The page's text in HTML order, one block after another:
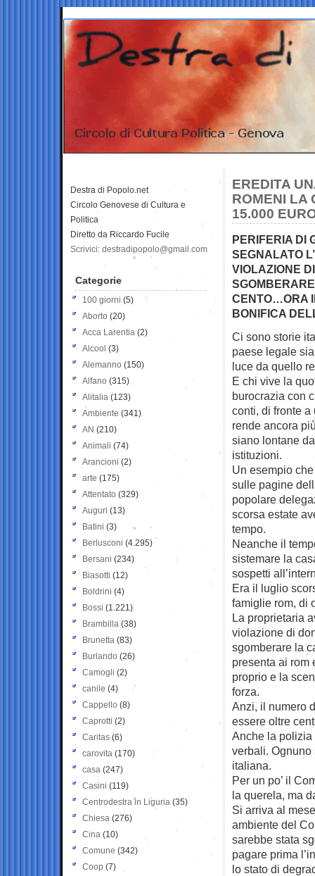
EREDITA
ROMENI LA
15.000
PERIFERIA DI
SEGNALATO
VIOLAZIONE
CENTO…ORA
BONIFICA
Ci sono storie
paese legale
luce da quello
E chi vive la
burocrazia con
conti, di fronte a
rende ancora
siano lontane
istituzioni.
Un esempio
sulle pagine
popolare
scorsa estate
tempo.
Neanche il
sistemare la
sospetti
Era il luglio
famiglie rom, di
La proprietaria
violazione di
sgomberare la
presenta ai rom
proprio e la
forza.
Anzi, il numero
essere oltre
Anche la polizia
verbali. Ognuno
italiana.
Per un po’ il
la querela, ma
Si arriva al
ambiente del
sarebbe stata
pagare prima
lo stato di
Destra di Popolo.net
Circolo Genovese di Cultura e
Politica
Diretto da Riccardo Fucile
Scrivici: destradipopolo@gmail.com
Categorie
100 giorni (5)
Aborto (20)
Acca Larentia (2)
Alcool (3)
Alemanno (150)
Alfano (315)
Alitalia (123)
Ambiente (341)
AN (210)
Animali (74)
Arancioni (2)
arte (175)
Attentato (329)
Auguri (13)
Batini (3)
Berlusconi (4.295)
Bersani (234)
Biasotti (12)
Boldrini (4)
Bossi (1.221)
Brambilla (38)
Brunetta (83)
Burlando (26)
Camogli (2)
canile (4)
Cappello (8)
Caprotti (2)
Caritas (6)
carovita (170)
casa (247)
Casini (119)
Centrodestra in Liguria (35)
Chiesa (276)
Cina (10)
Comune (342)
Coop (7)